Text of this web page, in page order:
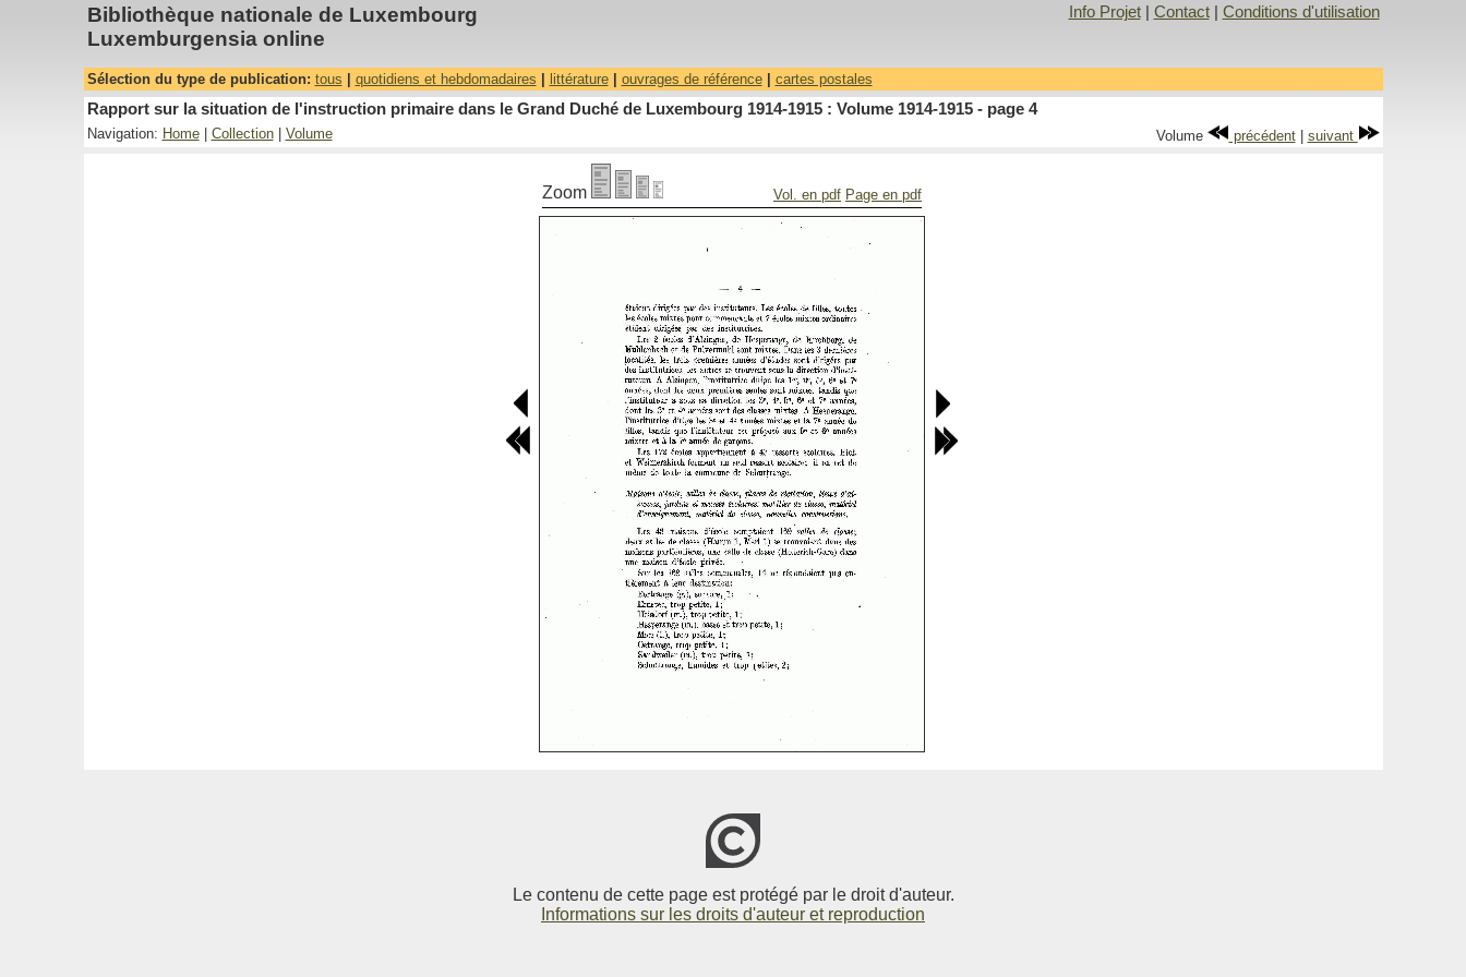
Bibliothèque nationale de Luxembourg
Luxemburgensia online
Info Projet| Contact| Conditions d'utilisation
Sélection du type de publication: tous quotidiens et hebdomadaires littérature| ouvrages de référence| cartes postales
Rapport sur la situation de l'instruction primaire dans le Grand Duché de Luxembourg 1914-1915 : Volume 1914-1915 - page 4
Navigation: Home| Collection| Volume Volume précédent| suivant
Zoom Vol. en pdf Page en pdf
Le contenu de cette page est protégé par le droit d'auteur.
Informations sur les droits d'auteur et reproduction